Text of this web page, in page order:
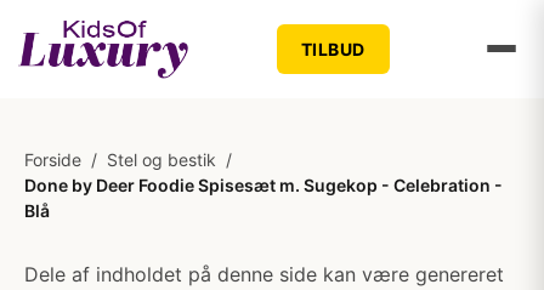
TILBUD
Forside / Stel og bestik /
Done by Deer Foodie Spisesæt m. Sugekop - Celebration -
Blå
Dele af indholdet på denne side kan være genereret